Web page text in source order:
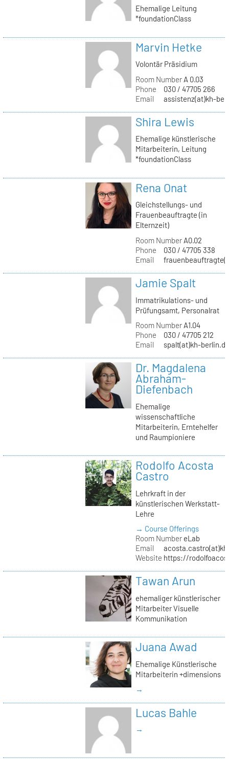
Ehemalige Leitung
*foundationClass
Marvin Hetke
Volontär Präsidium
Room NumberA 0.03
Phone
030 / 47705 266
Email
assistenz(at)kh-
Shira Lewis
Ehemalige künstlerische
Mitarbeiterin, Leitung
*foundationClass
Rena Onat
Gleichstellungs- und
Frauenbeauftragte (in
Elternzeit)
Room NumberA0.02
Phone
030 / 47705 338
Email
Jamie Spalt
Immatrikulations- und
Prüfungsamt, Personalrat
Room NumberA1.04
Phone
030 / 47705 212
Email
spalt(at)kh-
Dr. Magdalena
Abraham-
Diefenbach
Ehemalige
wissenschaftliche
Mitarbeiterin, Erntehelfer
und Raumpioniere
Rodolfo Acosta
Castro
Lehrkraft in der
künstlerischen Werkstatt-
Lehre
→ Course Offerings
Room NumbereLab
Email
Website https://
Tawan Arun
ehemaliger künstlerischer
Mitarbeiter Visuelle
Kommunikation
Juana Awad
Ehemalige Künstlerische
Mitarbeiterin +dimensions
→
Lucas Bahle
→